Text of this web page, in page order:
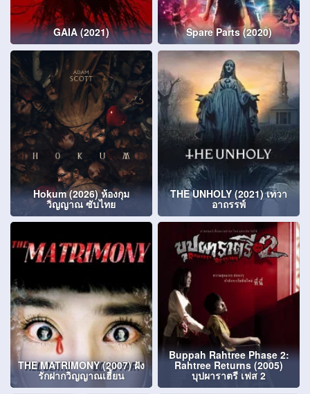
GAIA (2021) Spare Parts (2020)
Hokum (2026) ห้องกุม
วิญญาณ ซับไทย
THE UNHOLY (2021) เทวา
อาถรรพ์
THE MATRIMONY (2007) ฝัง
รักฝากวิญญาณเฮี้ยน
Buppah Rahtree Phase 2:
Rahtree Returns (2005)
บุปผาราตรี เฟส 2